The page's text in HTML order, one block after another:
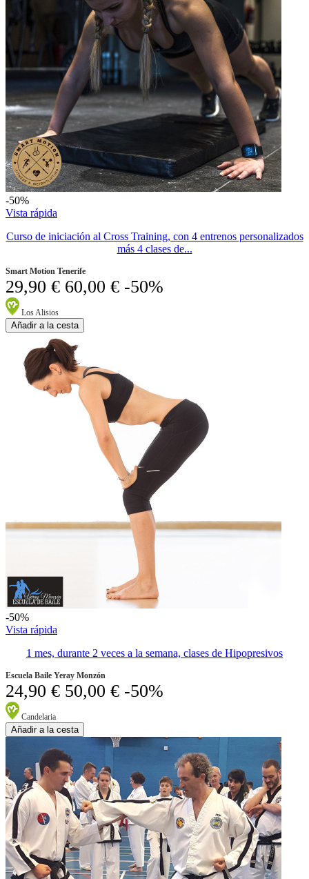
-50%
Vista rápida
Curso de iniciación al Cross Training, con 4 entrenos personalizados
más 4 clases de...
Smart Motion Tenerife
29,90 € 60,00 € -50%
Los Alisios
Añadir a la cesta
-50%
Vista rápida
1 mes, durante 2 veces a la semana, clases de Hipopresivos
Escuela Baile Yeray Monzón
24,90 € 50,00 € -50%
Candelaria
Añadir a la cesta